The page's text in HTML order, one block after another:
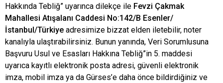
Hakkında Tebliğ” uyarınca dilekçe ile Fevzi Çakmak
Mahallesi Atışalanı Caddesi No:142/B Esenler/
İstanbul/Türkiye adresimize bizzat elden iletebilir, noter
kanalıyla ulaştırabilirsiniz. Bunun yanında, Veri Sorumlusuna
Başvuru Usul ve Esasları Hakkına Tebliğ”in 5. maddesi
uyarıca kayıtlı elektronik posta adresi, güvenli elektronik
imza, mobil imza ya da Gürses’e daha önce bildirdiğiniz ve